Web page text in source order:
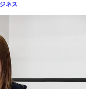
ネス